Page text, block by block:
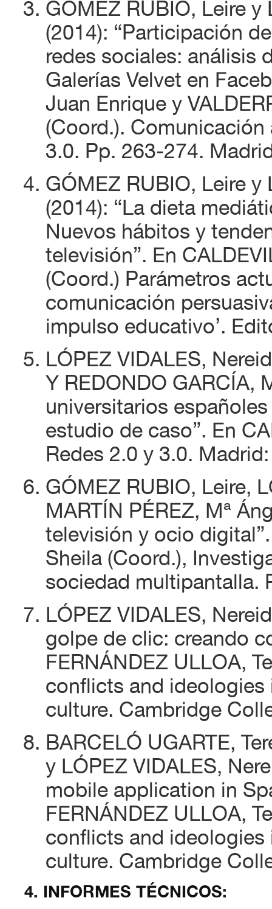
GÓMEZ RUBIO, Leire y
(2014): “Participación
redes sociales: análisis
Galerías Velvet en
Juan Enrique y
(Coord.).
3.0. Pp. 263-274.
GÓMEZ RUBIO, Leire y
(2014): “La dieta
Nuevos hábitos y
televisión”. En
(Coord.) Parámetros
comunicación
impulso educativo’.
LÓPEZ VIDALES,
Y REDONDO GARCÍA,
universitarios
estudio de caso”. En
Redes 2.0 y 3.0.
GÓMEZ RUBIO, Leire,
MARTÍN PÉREZ, Mª
televisión y ocio
Sheila (Coord.),
sociedad multipantalla.
LÓPEZ VIDALES,
golpe de clic: creando
FERNÁNDEZ ULLOA,
conflicts and
culture. Cambridge
BARCELÓ UGARTE,
y LÓPEZ VIDALES,
mobile application in
FERNÁNDEZ ULLOA,
conflicts and
culture. Cambridge
4. INFORMES TÉCNICOS: